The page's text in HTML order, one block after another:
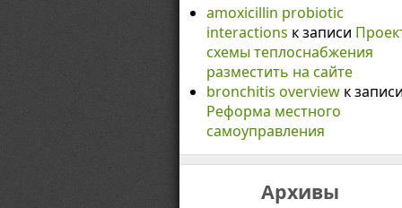
amoxicillin probiotic
interactions к записи
схемы теплоснабжения
разместить на сайте
bronchitis overviewк
Реформа местного
самоуправления
Архивы